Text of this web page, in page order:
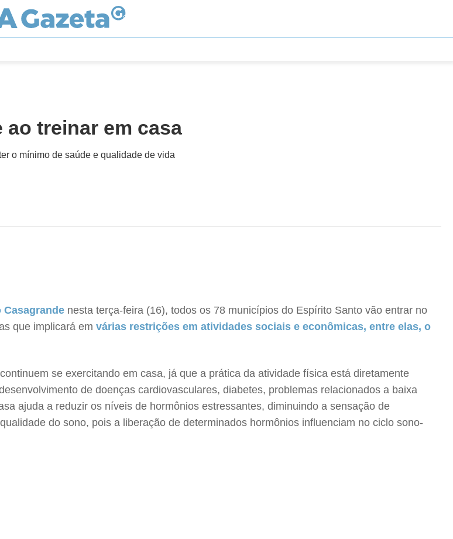
treinar em casa
o mínimo de saúde e qualidade de vida
nesta terça-feira (16), todos os 78 municípios do Espírito Santo vão entrar no
que implicará em várias restrições em atividades sociais e econômicas, entre elas, o
se exercitando em casa, já que a prática da atividade física está diretamente
de doenças cardiovasculares, diabetes, problemas relacionados a baixa
ajuda a reduzir os níveis de hormônios estressantes, diminuindo a sensação de
do sono, pois a liberação de determinados hormônios influenciam no ciclo sono-